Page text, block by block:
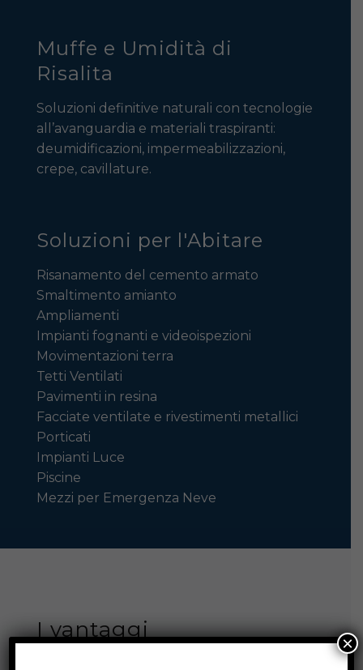
Muffe e Umidità di
Risalita
Soluzioni definitive naturali con tecnologie
all’avanguardia e materiali traspiranti:
deumidificazioni, impermeabilizzazioni,
crepe, cavillature.
Soluzioni per l'Abitare
Risanamento del cemento armato
Smaltimento amianto
Ampliamenti
Impianti fognanti e videoispezioni
Movimentazioni terra
Tetti Ventilati
Pavimenti in resina
Facciate ventilate e rivestimenti metallici
Porticati
Impianti Luce
Piscine
Mezzi per Emergenza Neve
I vantaggi
×